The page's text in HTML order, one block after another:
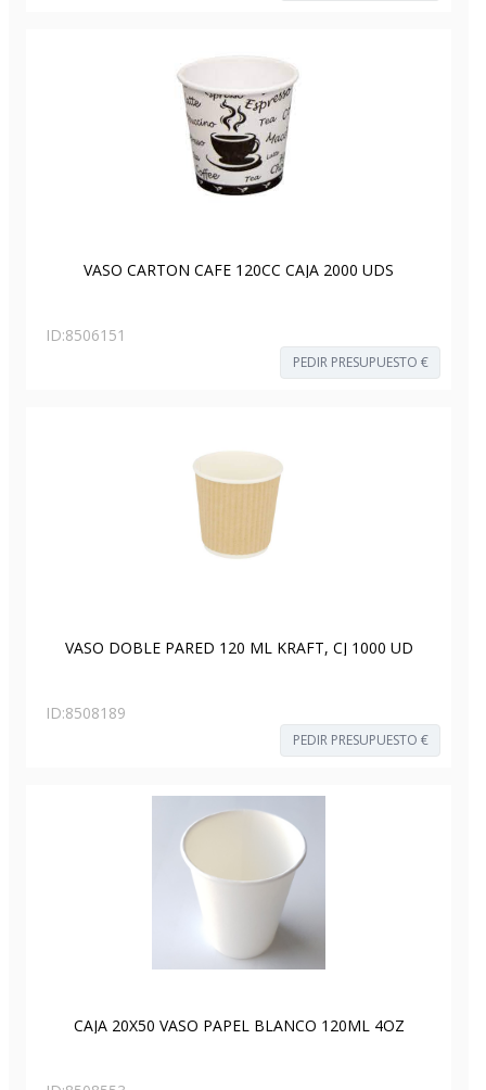
VASO CARTON CAFE 120CC CAJA 2000 UDS
ID:8506151
PEDIR PRESUPUESTO €
VASO DOBLE PARED 120 ML KRAFT, CJ 1000 UD
ID:8508189
PEDIR PRESUPUESTO €
CAJA 20X50 VASO PAPEL BLANCO 120ML 4OZ